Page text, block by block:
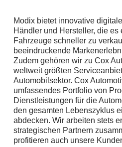
Modix bietet innovative
Händler und Hersteller, die es
Fahrzeuge schneller zu
beeindruckende
Zudem gehören wir zu Cox
weltweit größten
Automobilsektor. Cox
umfassendes Portfolio von
Dienstleistungen für die
den gesamten Lebenszyklus
abdecken. Wir arbeiten stets
strategischen Partnern
profitieren auch unsere